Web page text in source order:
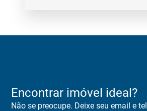
Encontrar imóvel ideal?
Não se preocupe. Deixe seu email e